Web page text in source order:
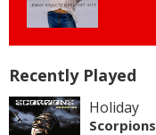
Recently Played
Holiday
Scorpions